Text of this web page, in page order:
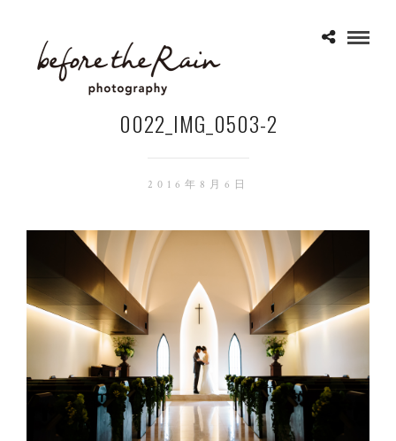
0022_IMG_0503-2
2016年8月6日